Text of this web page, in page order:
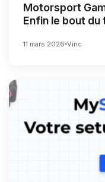
Motorsport
Enfin le bout du
11 mars 2026 Vinc